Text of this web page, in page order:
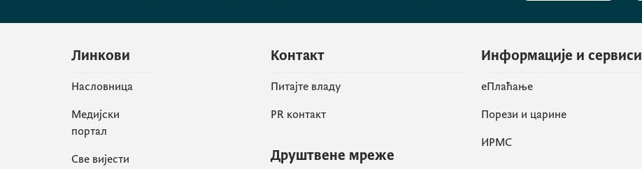
Линкови
Насловница
Медијски
портал
Све вијести
Контакт
Питајте владу
PR контакт
Друштвене мреже
Информације и сервиси
eПлаћање
Порези и царине
ИРМС